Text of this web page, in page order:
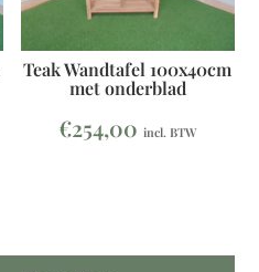
Teak Wandtafel 100x40cm
met onderblad
€254,00 incl. BTW